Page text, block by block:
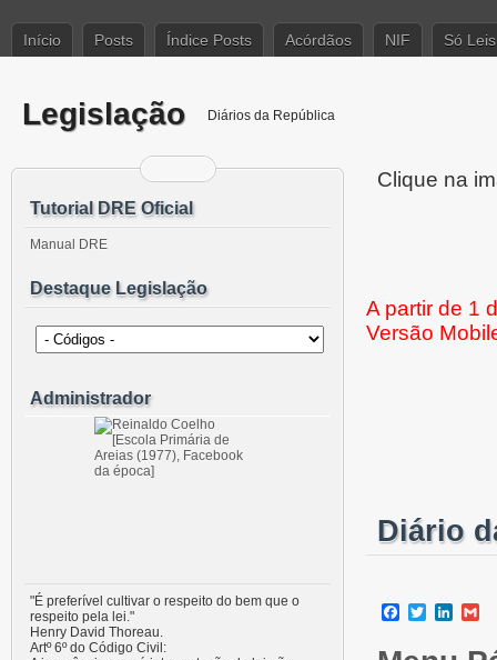
Início Posts Índice Posts Acórdãos NIF Só Leis
Legislação Diários da República
Clique na
A partir de 1
Versão
Diário
Facebook
Twitter
Tutorial DRE Oficial
Manual DRE
Destaque Legislação
Administrador
"É preferível cultivar o respeito do bem que o
respeito pela lei."
Henry David Thoreau.
Artº 6º do Código Civil: